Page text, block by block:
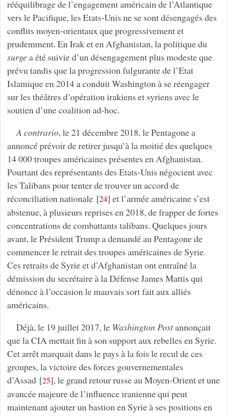
rééquilibrage de l’engagement américain de l’Atlantique
vers le Pacifique, les Etats-Unis ne se sont désengagés des
conflits moyen-orientaux que progressivement et
prudemment. En Irak et en Afghanistan, la politique du
surgea été suivie d’un désengagement plus modeste que
prévu tandis que la progression fulgurante de l’Etat
Islamique en 2014 a conduit Washington à se réengager
sur les théâtres d’opération irakiens et syriens avec le
soutien d’une coalition ad-hoc.
A contrario, le 21 décembre 2018, le Pentagone a
annoncé prévoir de retirer jusqu’à la moitié des quelques
14 000 troupes américaines présentes en Afghanistan.
Pourtant des représentants des Etats-Unis négocient avec
les Talibans pour tenter de trouver un accord de
réconciliation nationale[24] et l’armée américaine s’est
abstenue, à plusieurs reprises en 2018, de frapper de fortes
concentrations de combattants talibans. Quelques jours
avant, le Président Trump a demandé au Pentagone de
commencer le retrait des troupes américaines de Syrie.
Ces retraits de Syrie et d’Afghanistan ont entraîné la
démission du secrétaire à la Défense James Mattis qui
dénonce à l’occasion le mauvais sort fait aux alliés
américains.
Déjà, le 19 juillet 2017, le Washington Postannonçait
que la CIA mettait fin à son support aux rebelles en Syrie.
Cet arrêt marquait dans le pays à la fois le recul de ces
groupes, la victoire des forces gouvernementales
d’Assad[25], le grand retour russe au Moyen-Orient et une
avancée majeure de l’influence iranienne qui peut
maintenant ajouter un bastion en Syrie à ses positions en